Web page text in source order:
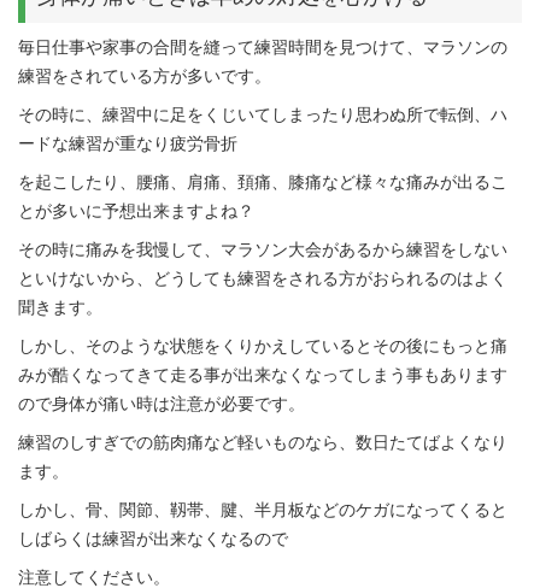
毎日仕事や家事の合間を縫って練習時間を見つけて、マラソンの
練習をされている方が多いです。
その時に、練習中に足をくじいてしまったり思わぬ所で転倒、ハ
ードな練習が重なり疲労骨折
を起こしたり、腰痛、肩痛、頚痛、膝痛など様々な痛みが出るこ
とが多いに予想出来ますよね？
その時に痛みを我慢して、マラソン大会があるから練習をしない
といけないから、どうしても練習をされる方がおられるのはよく
聞きます。
しかし、そのような状態をくりかえしているとその後にもっと痛
みが酷くなってきて走る事が出来なくなってしまう事もあります
ので身体が痛い時は注意が必要です。
練習のしすぎでの筋肉痛など軽いものなら、数日たてばよくなり
ます。
しかし、骨、関節、靱帯、腱、半月板などのケガになってくると
しばらくは練習が出来なくなるので
注意してください。